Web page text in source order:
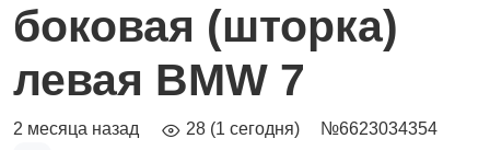
боковая (шторка)
левая BMW 7
2 месяца назад 28 (1 сегодня) №6623034354